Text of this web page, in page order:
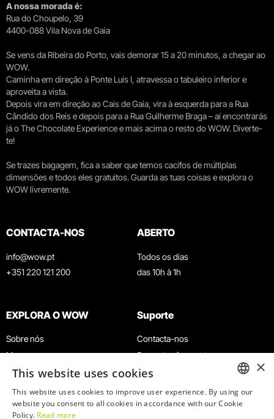
A nossa morada é:
Rua do Choupelo, 39
4400-088 Vila Nova de Gaia
Se vens da Ribeira do Porto, vais demorar 15 a 20 minutos, a chegar ao
WOW.
Caminha em direção à Ponte Luís I, atravessa o tabuleiro inferior e
aproveita a vista.
Depois vira em direção ao Cais de Gaia, vira à esquerda para a Rua
Cândido dos Reis e depois para a Rua Guilherme Braga – aí encontrarás
já o The Chocolate Experience e mais acima o resto do WOW. Diverte-
te!
Se trazes bagagem, fica a saber que temos cacifos de múltiplas
dimensões e todos eles gratuitos. Guarda as tuas coisas e explora o
WOW livremente.
CONTACTA-NOS
info@wow.pt
+351 220 121 200
ABERTO
Todos os dias
das 10h à 1h
EXPLORA O WOW
Sobre nós
Museus
Agenda
Notícias
Restaurantes
Suporte
Contacta-nos
Perguntas frequentes
Termos e Condições
Política de privacidade e cookies
Trabalha connosco
ENGLISH
×
This website uses cookies
This website uses cookies to improve user experience. By using our
website you consent to all cookies in accordance with our Cookie
Policy. Read more